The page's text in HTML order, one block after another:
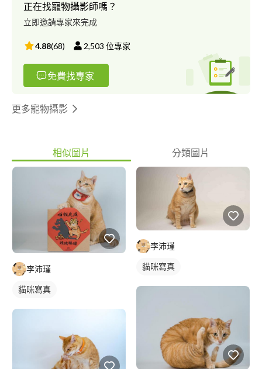
正在找寵物攝影師嗎？
立即邀請專家來完成
4.88(68) 2,503 位專家
免費找專家
更多寵物攝影
相似圖片 分類圖片
李沛瑾
貓咪寫真
李沛瑾
貓咪寫真